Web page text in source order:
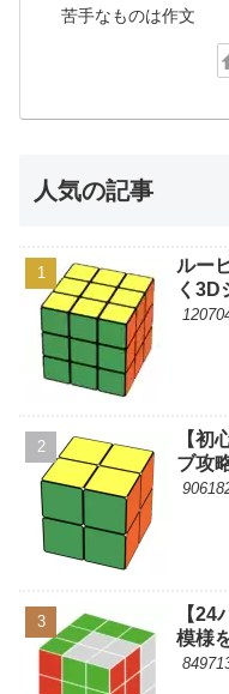
苦手なものは作文
人気の記事
ルー
く3D
【初
ブ攻
【
模様